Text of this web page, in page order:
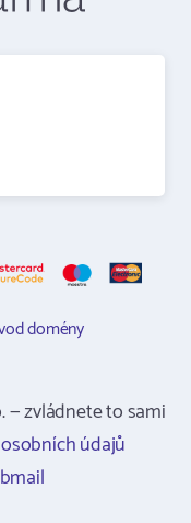
domény
— zvládnete to sami
údajů